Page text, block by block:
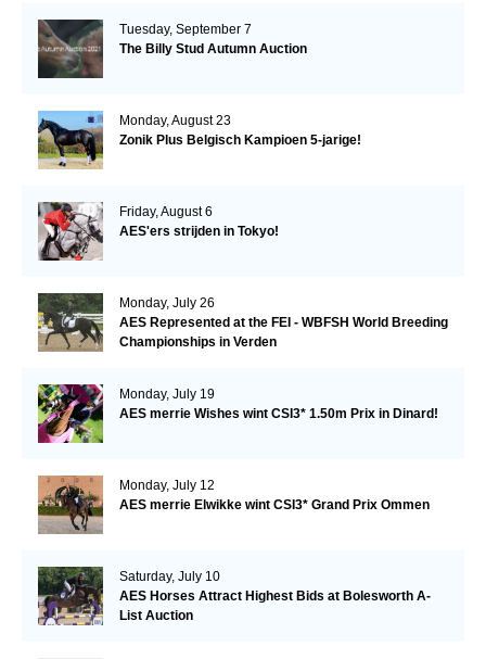
Tuesday, September 7
The Billy Stud Autumn Auction
Monday, August 23
Zonik Plus Belgisch Kampioen 5-jarige!
Friday, August 6
AES'ers strijden in Tokyo!
Monday, July 26
AES Represented at the FEI - WBFSH World Breeding
Championships in Verden
Monday, July 19
AES merrie Wishes wint CSI3* 1.50m Prix in Dinard!
Monday, July 12
AES merrie Elwikke wint CSI3* Grand Prix Ommen
Saturday, July 10
AES Horses Attract Highest Bids at Bolesworth A-
List Auction